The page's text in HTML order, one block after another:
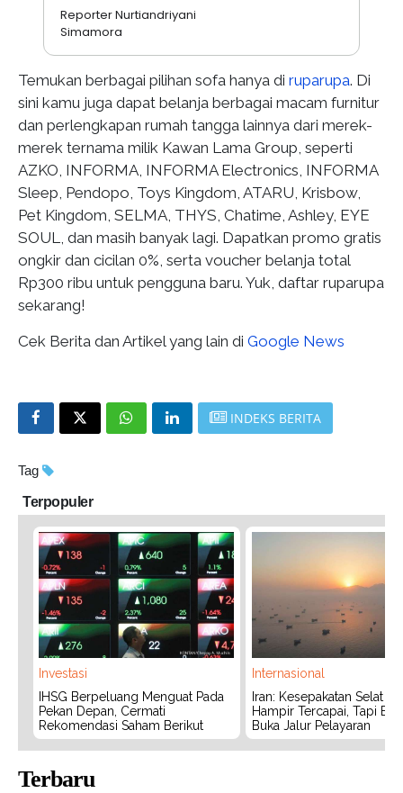
Reporter Nurtiandriyani
Simamora
Temukan berbagai pilihan sofa hanya di ruparupa. Di
sini kamu juga dapat belanja berbagai macam furnitur
dan perlengkapan rumah tangga lainnya dari merek-
merek ternama milik Kawan Lama Group, seperti
AZKO, INFORMA, INFORMA Electronics, INFORMA
Sleep, Pendopo, Toys Kingdom, ATARU, Krisbow,
Pet Kingdom, SELMA, THYS, Chatime, Ashley, EYE
SOUL, dan masih banyak lagi. Dapatkan promo gratis
ongkir dan cicilan 0%, serta voucher belanja total
Rp300 ribu untuk pengguna baru. Yuk, daftar ruparupa
sekarang!
Cek Berita dan Artikel yang lain di Google News
INDEKS BERITA
Tag
Terpopuler
Investasi
IHSG Berpeluang Menguat Pada
Pekan Depan, Cermati
Rekomendasi Saham Berikut
Internasional
Iran: Kesepakatan Selat
Hampir Tercapai, Tapi
Buka Jalur Pelayaran
Terbaru